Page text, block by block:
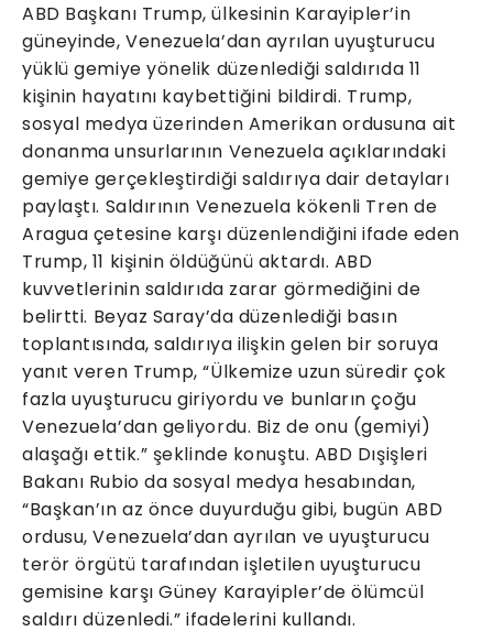
ABD Başkanı Trump, ülkesinin Karayipler’in
güneyinde, Venezuela’dan ayrılan uyuşturucu
yüklü gemiye yönelik düzenlediği saldırıda 11
kişinin hayatını kaybettiğini bildirdi. Trump,
sosyal medya üzerinden Amerikan ordusuna ait
donanma unsurlarının Venezuela açıklarındaki
gemiye gerçekleştirdiği saldırıya dair detayları
paylaştı. Saldırının Venezuela kökenli Tren de
Aragua çetesine karşı düzenlendiğini ifade eden
Trump, 11 kişinin öldüğünü aktardı. ABD
kuvvetlerinin saldırıda zarar görmediğini de
belirtti. Beyaz Saray’da düzenlediği basın
toplantısında, saldırıya ilişkin gelen bir soruya
yanıt veren Trump, “Ülkemize uzun süredir çok
fazla uyuşturucu giriyordu ve bunların çoğu
Venezuela’dan geliyordu. Biz de onu (gemiyi)
alaşağı ettik.” şeklinde konuştu. ABD Dışişleri
Bakanı Rubio da sosyal medya hesabından,
“Başkan’ın az önce duyurduğu gibi, bugün ABD
ordusu, Venezuela’dan ayrılan ve uyuşturucu
terör örgütü tarafından işletilen uyuşturucu
gemisine karşı Güney Karayipler’de ölümcül
saldırı düzenledi.” ifadelerini kullandı.